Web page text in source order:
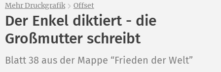
Mehr Druckgrafik Offset
Der Enkel diktiert - die
Großmutter schreibt
Blatt 38 aus der Mappe “Frieden der Welt”